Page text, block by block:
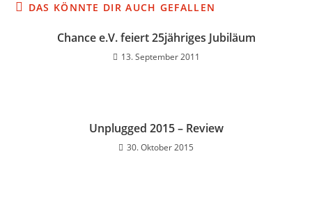
DAS KÖNNTE DIR AUCH GEFALLEN
Chance e.V. feiert 25jähriges Jubiläum
13. September 2011
Unplugged 2015 – Review
30. Oktober 2015